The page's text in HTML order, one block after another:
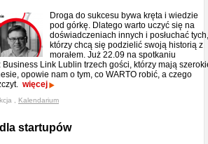
Droga do sukcesu bywa kręta i wiedzie
pod górkę. Dlatego warto uczyć się na
doświadczeniach innych i posłuchać tych,
którzy chcą się podzielić swoją historią z
morałem. Już 22.09 na spotkaniu
Link Lublin trzech gości, którzy mają
opowie nam o tym, co WARTO robić, a czego
więcej
, Kalendarium
startupów